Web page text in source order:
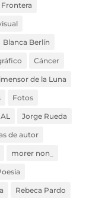
Blanca Berlín
Cáncer
de la Luna
Fotos
Jorge Rueda
de autor
morer non_
Rebeca Pardo